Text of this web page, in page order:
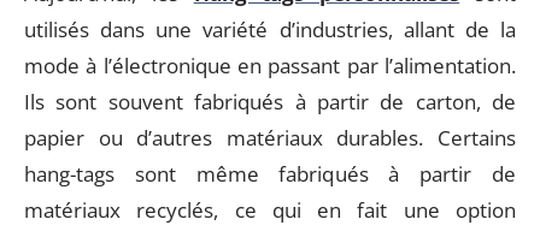
utilisés dans une variété d’industries, allant de la
mode à l’électronique en passant par l’alimentation.
Ils sont souvent fabriqués à partir de carton, de
papier ou d’autres matériaux durables. Certains
hang-tags sont même fabriqués à partir de
matériaux recyclés, ce qui en fait une option